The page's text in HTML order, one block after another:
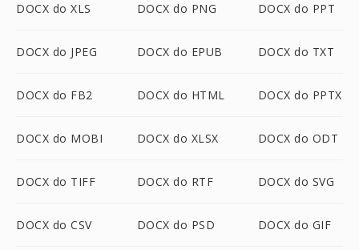
DOCX do XLS DOCX do PNG DOCX do PPT
DOCX do JPEG DOCX do EPUB DOCX do TXT
DOCX do FB2 DOCX do HTML DOCX do PPTX
DOCX do MOBI DOCX do XLSX DOCX do ODT
DOCX do TIFF DOCX do RTF DOCX do SVG
DOCX do CSV DOCX do PSD DOCX do GIF